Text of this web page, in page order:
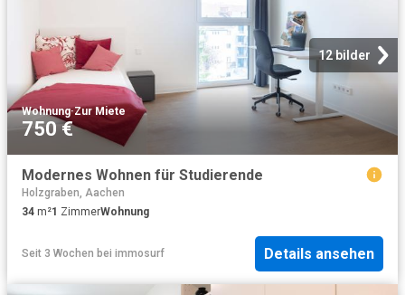
12 bilder
Wohnung·Zur Miete
750 €
Modernes Wohnen für Studierende
Holzgraben, Aachen
34 m²1 ZimmerWohnung
Seit 3 Wochen bei immosurf Details ansehen